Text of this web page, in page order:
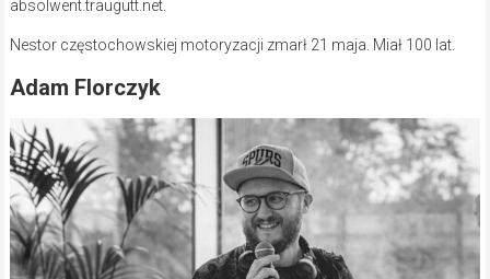
absolwent.traugutt.net.
Nestor częstochowskiej motoryzacji zmarł 21 maja. Miał 100 lat.
Adam Florczyk